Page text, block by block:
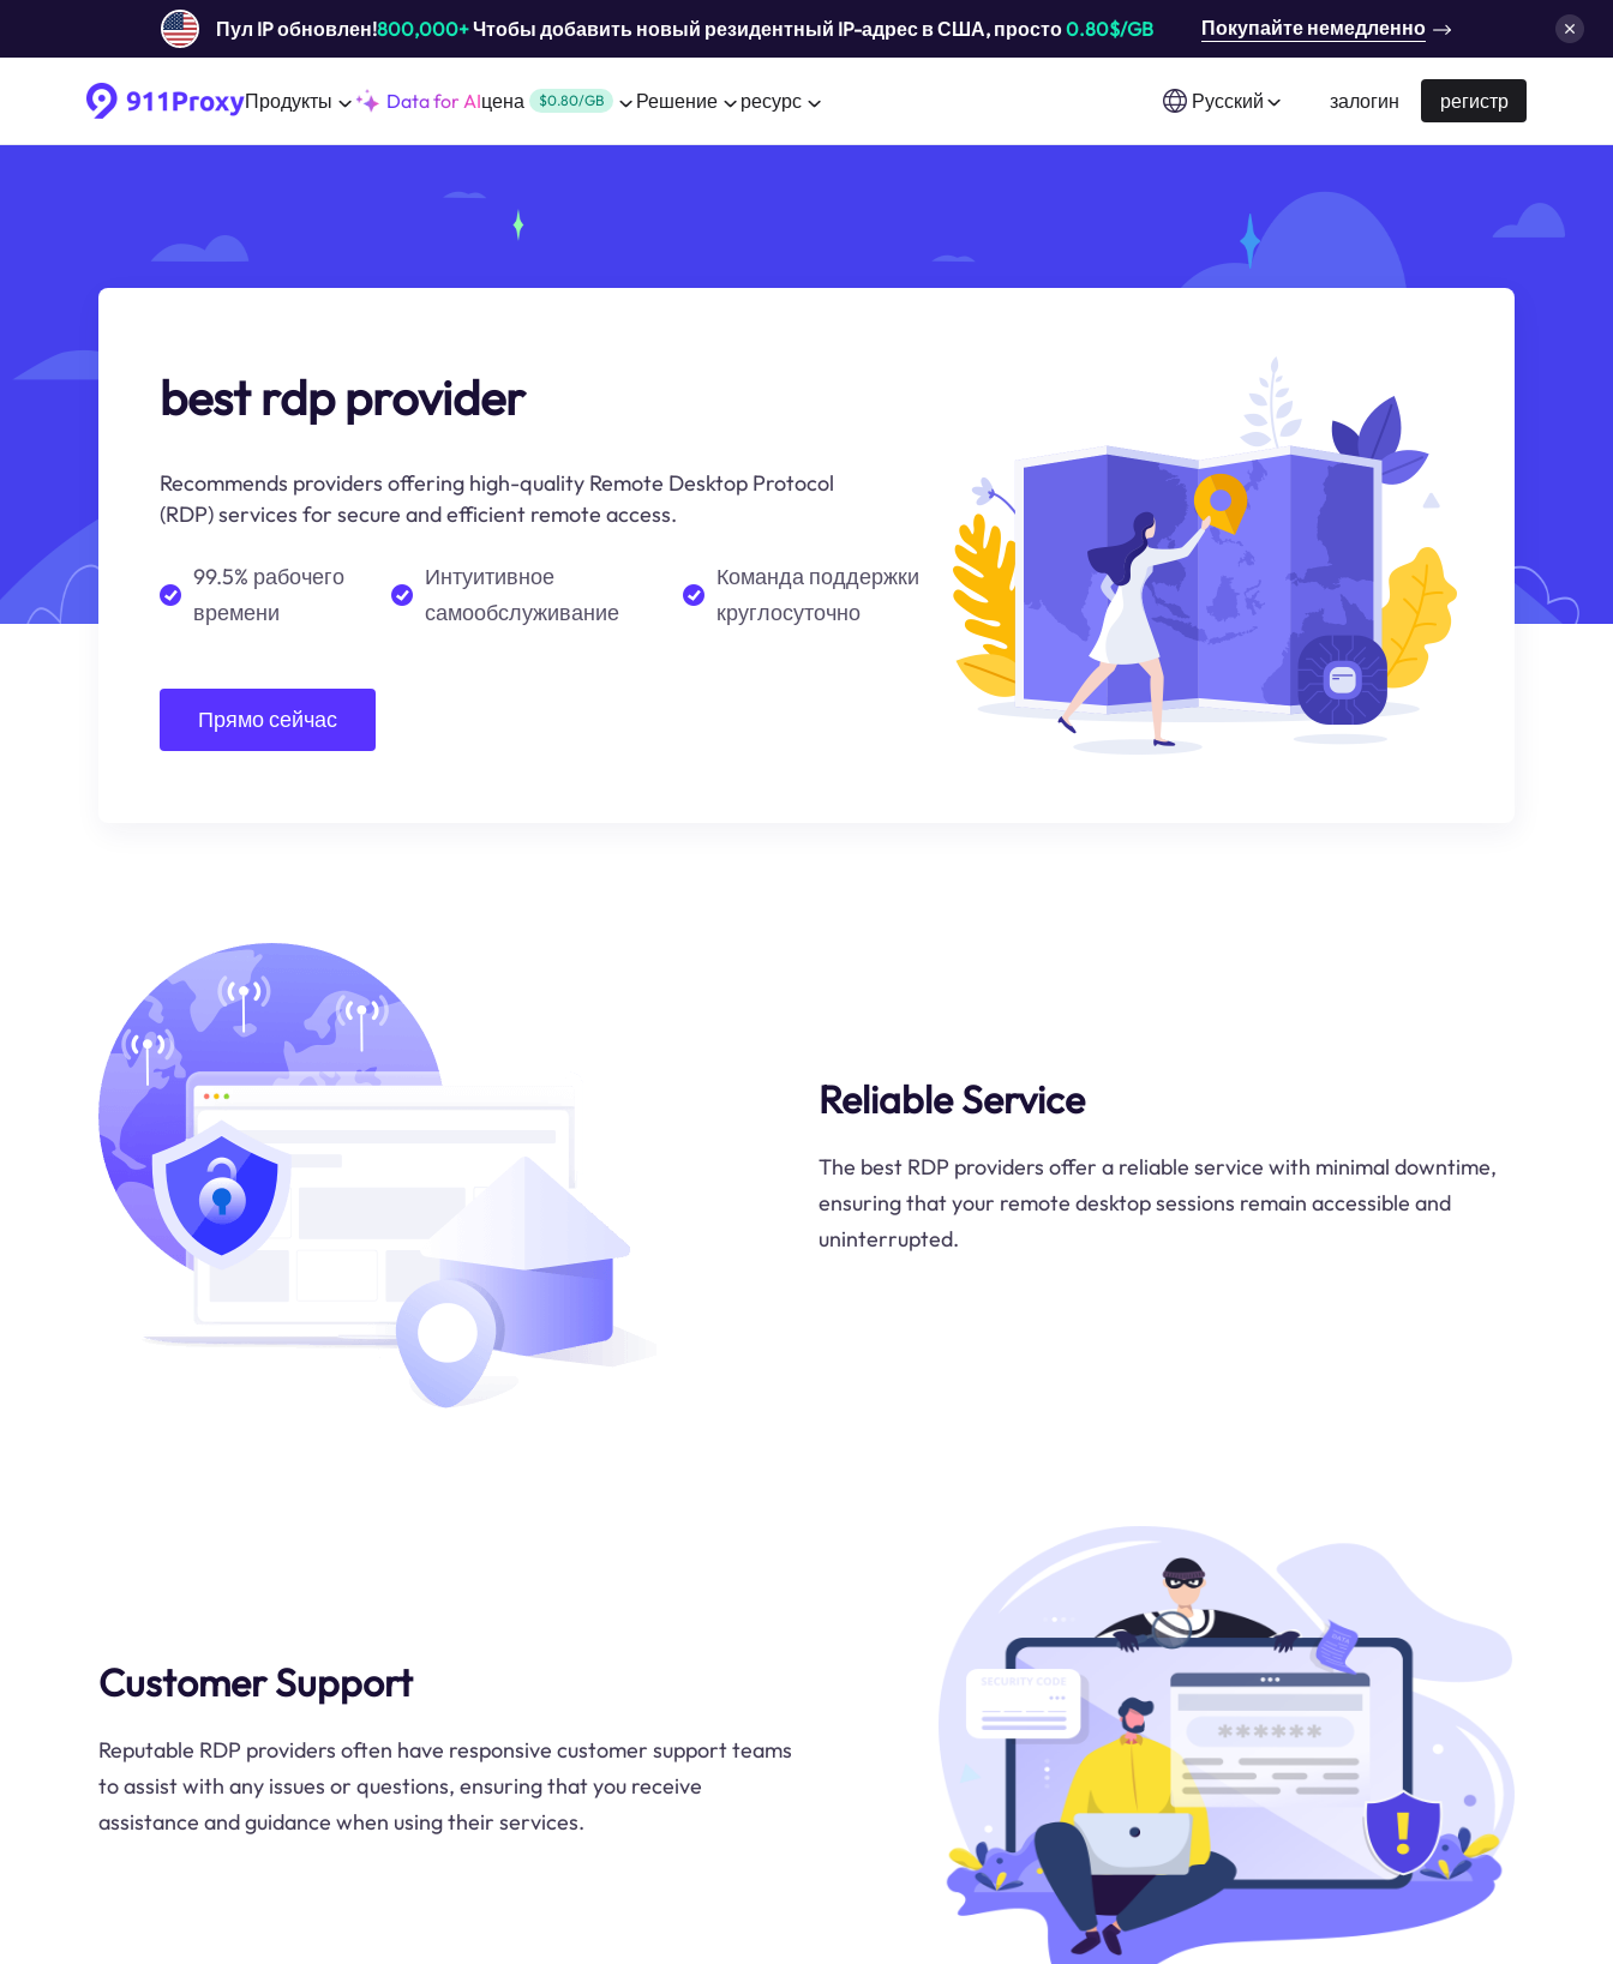
Пул IP обновлен!800,000+Чтобы добавить новый резидентный IP-адрес в США, просто0.80$/GB Покупайте немедленно
Продукты Data for AIцена $0.80/GB Решение ресурс Русский залогин регистр
best rdp provider
Recommends providers offering high-quality Remote Desktop Protocol
(RDP) services for secure and efficient remote access.
99.5% рабочего
времени
Интуитивное
самообслуживание
Команда поддержки
круглосуточно
Прямо сейчас
Reliable Service
The best RDP providers offer a reliable service with minimal downtime,
ensuring that your remote desktop sessions remain accessible and
uninterrupted.
Customer Support
Reputable RDP providers often have responsive customer support teams
to assist with any issues or questions, ensuring that you receive
assistance and guidance when using their services.